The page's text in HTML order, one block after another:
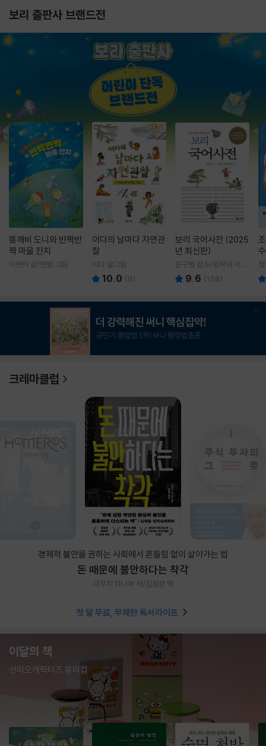
보리 출판사 브랜드전
똥깨비 도니와 반짝반
짝 마을 잔치
이현아 글/핸짱 그림
이다의 날마다 자연관
찰
이다 글그림
10.0 (9)
보리 국어사전 (2025
년 최신판)
윤구병 감수/토박이 사전
편찬실 편
9.6 (158)
크레마클럽
경제적 불안을 권하는 사회에서 흔들림 없이 살아가는 법
돈 때문에 불안하다는 착각
다우치 마나부 저/김정환 역
첫 달 무료, 무제한 독서라이프
이달의 책
산리오캐릭터즈 유리컵